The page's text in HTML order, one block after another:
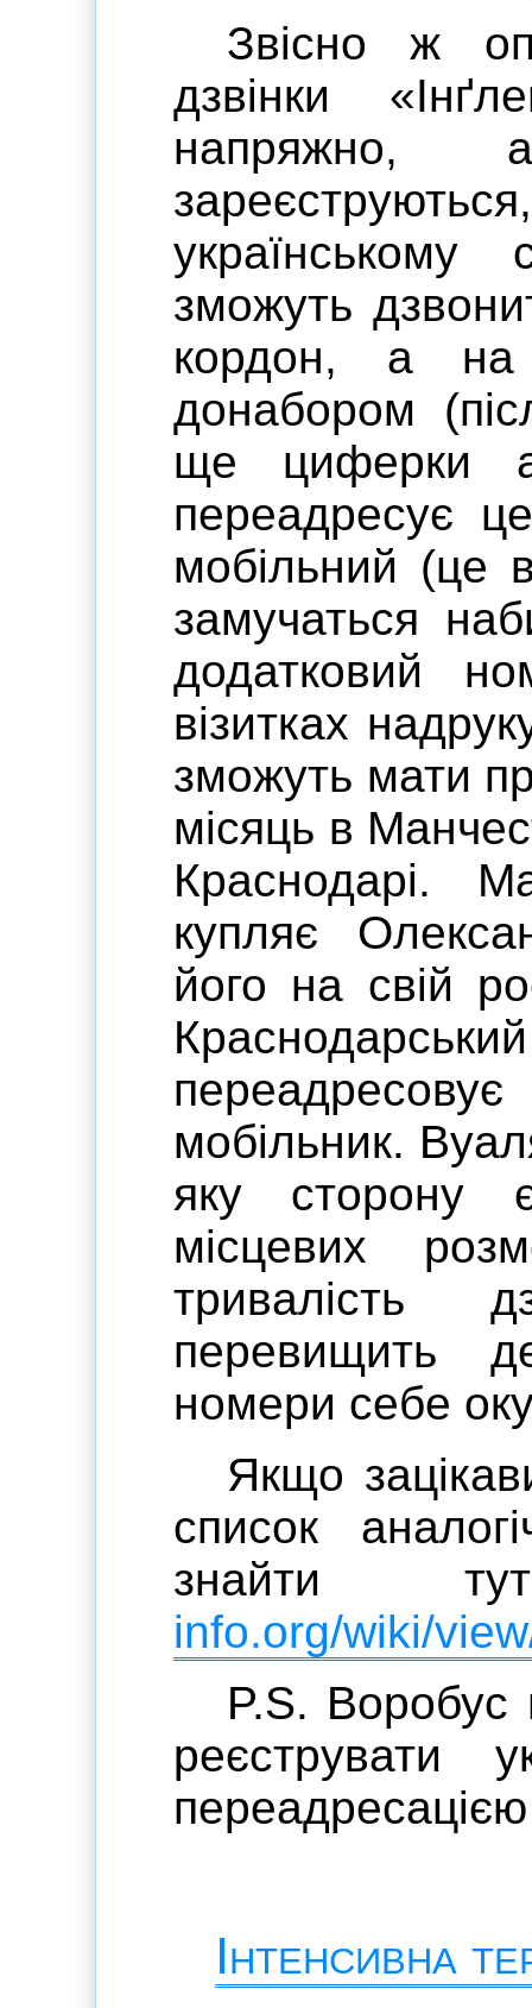
Звісно ж
дзвінки
українському
зможуть
кордон, а
донабором
ще циферки
переадресує
мобільний (це
замучаться
додатковий
візитках
зможуть мати
місяць в
Краснодарі.
купляє
його на свій
мобільник.
яку сторону
місцевих
тривалість
перевищить
номери себе
Якщо
список
знайти
info.org/wiki/
P.S. Воробус
реєструвати
Інтенсивна